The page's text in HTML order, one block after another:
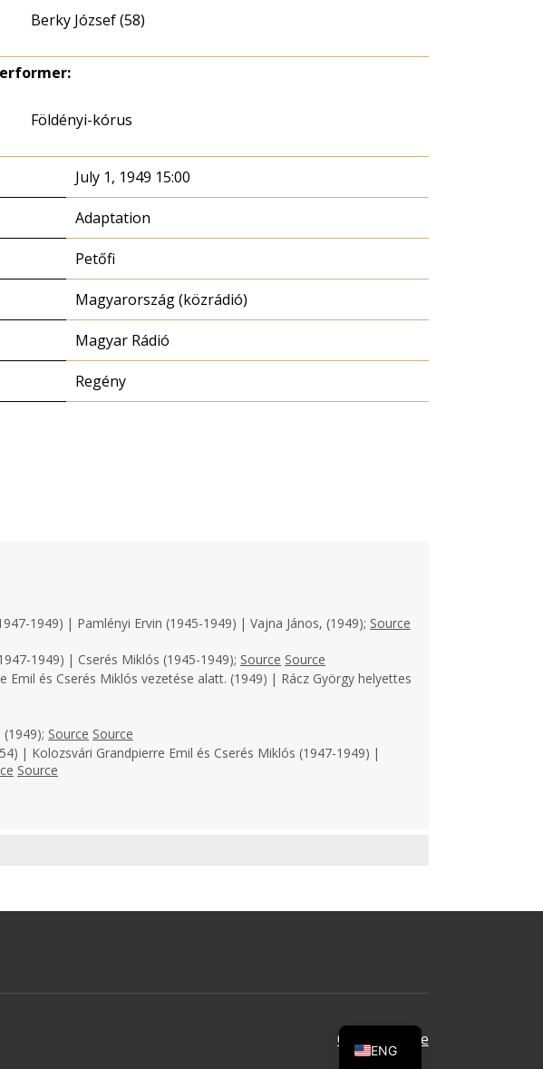
Berky József (58)
Földényi-kórus
July 1, 1949 15:00
Adaptation
Petőfi
Magyarország (közrádió)
Magyar Rádió
Regény
1949) | Pamlényi Ervin (1945-1949) | Vajna János, (1949); Source
1949) | Cserés Miklós (1945-1949); Source Source
és Cserés Miklós vezetése alatt. (1949) | Rácz György helyettes
Source Source
| Kolozsvári Grandpierre Emil és Cserés Miklós (1947-1949) |
Source
Oldal tetejére
ENG